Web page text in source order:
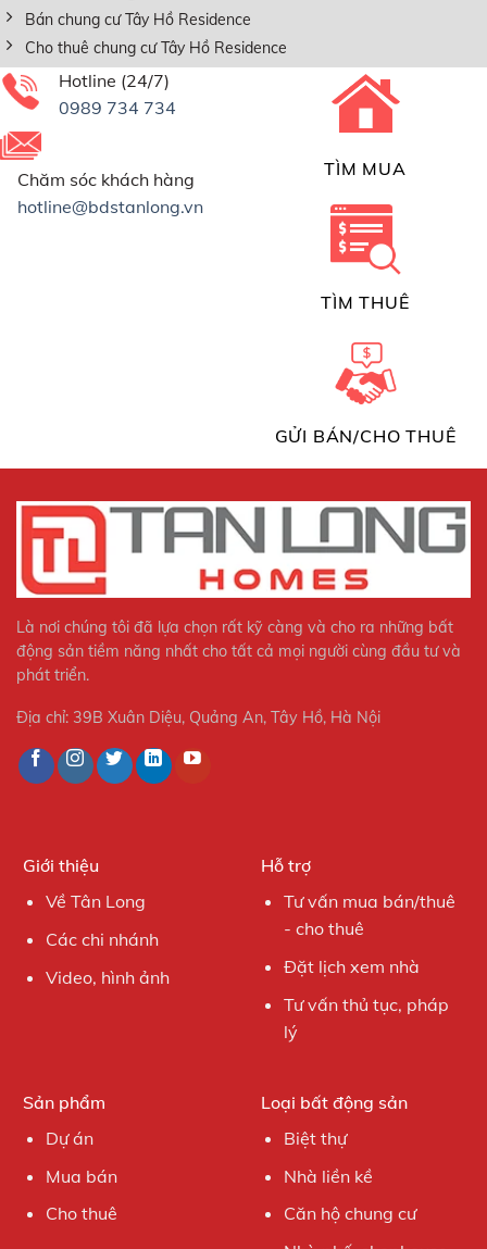
Bán chung cư Tây Hồ Residence
Cho thuê chung cư Tây Hồ Residence
Hotline (24/7)
0989 734 734
Chăm sóc khách hàng
hotline@bdstanlong.vn
TÌM MUA
TÌM THUÊ
GỬI BÁN/CHO THUÊ
Là nơi chúng tôi đã lựa chọn rất kỹ càng và cho ra những bất
động sản tiềm năng nhất cho tất cả mọi người cùng đầu tư và
phát triển.
Địa chỉ: 39B Xuân Diệu, Quảng An, Tây Hồ, Hà Nội
Giới thiệu
Về Tân Long
Các chi nhánh
Video, hình ảnh
Hỗ trợ
Tư vấn mua bán/thuê
- cho thuê
Đặt lịch xem nhà
Tư vấn thủ tục, pháp
lý
Sản phẩm
Dự án
Mua bán
Cho thuê
Loại bất động sản
Biệt thự
Nhà liền kề
Căn hộ chung cư